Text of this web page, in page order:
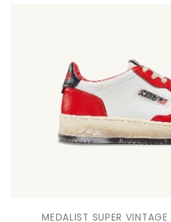
MEDALIST SUPER VINTAGE